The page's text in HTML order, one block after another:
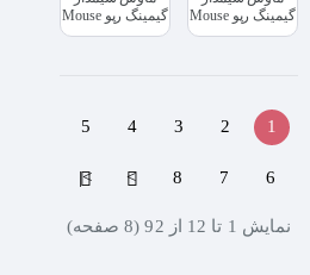
گیمینگ رپو Mouse
Gaming Rapoo
گیمینگ رپو Mouse
Gaming Rapoo
1
2
3
4
5
6
7
8
>
>|
نمايش 1 تا 12 از 92 (8 صفحه)